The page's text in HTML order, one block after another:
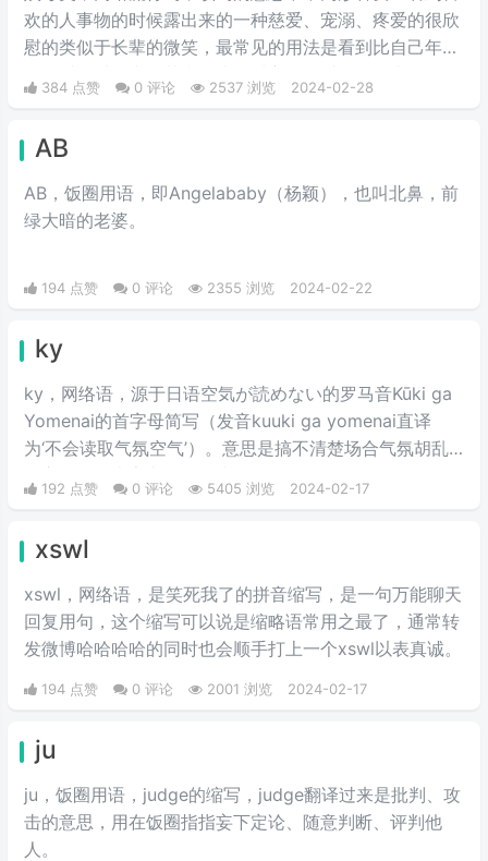
欢的人事物的时候露出来的一种慈爱、宠溺、疼爱的很欣
慰的类似于长辈的微笑，最常见的用法是看到比自己年轻
的男爱豆时露出的花痴笑来，对方很可爱很招人喜欢。简
单说来就是当花痴女‌‌‌‌‌‌生看到小鲜肉爱豆时露出的贪婪宠
年长。
384 点赞 0 评论 2537 浏览 2024-02-28
AB
AB，饭圈用语，即Angelababy（杨颖），也叫北鼻，前
绿大暗的老婆。​
194 点赞 0 评论 2355 浏览 2024-02-22
ky
ky，网络语，源于日语空気が読めない的罗马音Kūki ga
Yomenai的首字母简写（发音kuuki ga yomenai直译
为‘不会读取气氛空气’）。意思是搞不清楚场合气氛胡乱
发言而扫了大家兴致的行为。
192 点赞 0 评论 5405 浏览 2024-02-17
xswl
xswl，网络语，是笑死我了的拼音缩写，是一句万能聊天
回复用句，这个缩写可以说是缩略语常用之最了，通常转
发微博哈哈哈哈的同时也会顺手打上一个xswl以表真诚。
194 点赞 0 评论 2001 浏览 2024-02-17
ju
ju，饭圈用语，judge的缩写，judge翻译过来是批判、攻
击的意思，用在饭圈指指妄下定论、随意判断、评判他
人。